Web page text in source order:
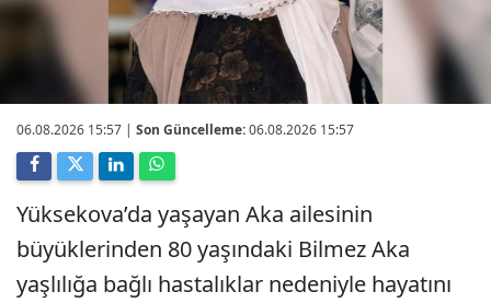
06.08.2026 15:57 | Son Güncelleme:06.08.2026 15:57
Yüksekova’da yaşayan Aka ailesinin
büyüklerinden 80 yaşındaki Bilmez Aka
yaşlılığa bağlı hastalıklar nedeniyle hayatını